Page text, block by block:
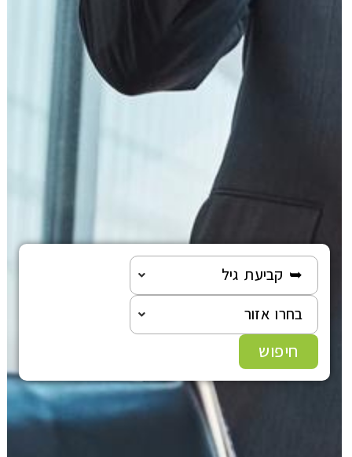
➥ קביעת גיל
בחרו אזור
חיפוש